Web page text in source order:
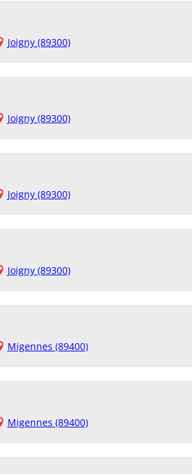
Joigny (89300)
Joigny (89300)
Joigny (89300)
Joigny (89300)
Migennes (89400)
Migennes (89400)